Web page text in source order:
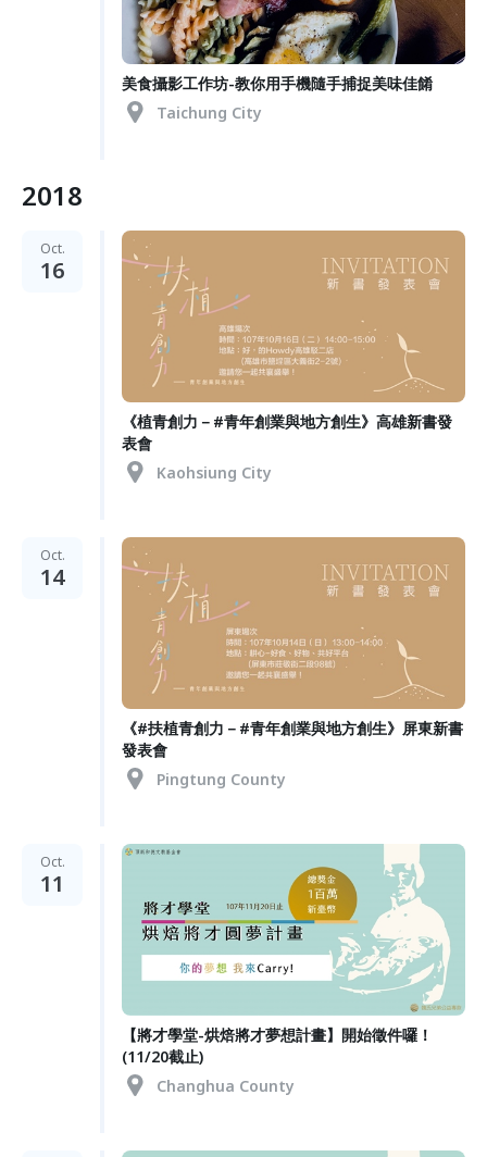
美食攝影工作坊-教你用手機隨手捕捉美味佳餚
Taichung City
2018
Oct.
16
《植青創力－#青年創業與地方創生》高雄新書發
表會
Kaohsiung City
Oct.
14
《#扶植青創力－#青年創業與地方創生》屏東新書
發表會
Pingtung County
Oct.
11
【將才學堂-烘焙將才夢想計畫】開始徵件囉！
(11/20截止)
Changhua County